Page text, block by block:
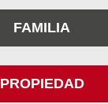
FAMILIA
PROPIEDAD